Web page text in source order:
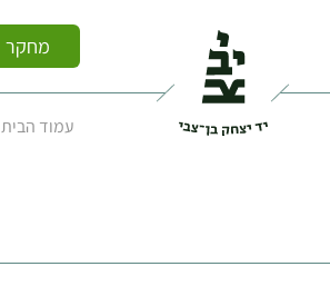
מחקר
עמוד הבית